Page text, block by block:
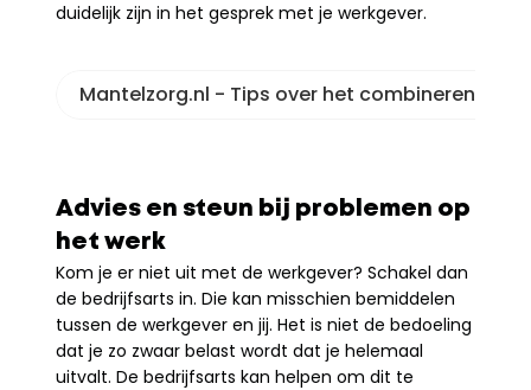
duidelijk zijn in het gesprek met je werkgever.
Mantelzorg.nl - Tips over het combineren van
Advies en steun bij problemen op
het werk
Kom je er niet uit met de werkgever? Schakel dan
de bedrijfsarts in. Die kan misschien bemiddelen
tussen de werkgever en jij. Het is niet de bedoeling
dat je zo zwaar belast wordt dat je helemaal
uitvalt. De bedrijfsarts kan helpen om dit te